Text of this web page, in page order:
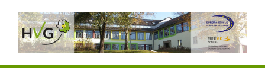
Inhalt
springen